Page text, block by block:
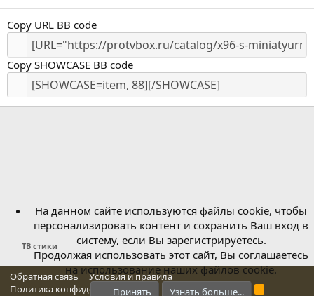
Copy URL BB code
Copy SHOWCASE BB code
ТВ стики
Обратная связь
Условия и правила
Политика конфиденциальности
Справка Главная
R
На данном сайте используются файлы cookie, чтобы
персонализировать контент и сохранить Ваш вход в
систему, если Вы зарегистрируетесь.
Продолжая использовать этот сайт, Вы соглашаетесь
на использование наших файлов cookie.
Принять Узнать больше...